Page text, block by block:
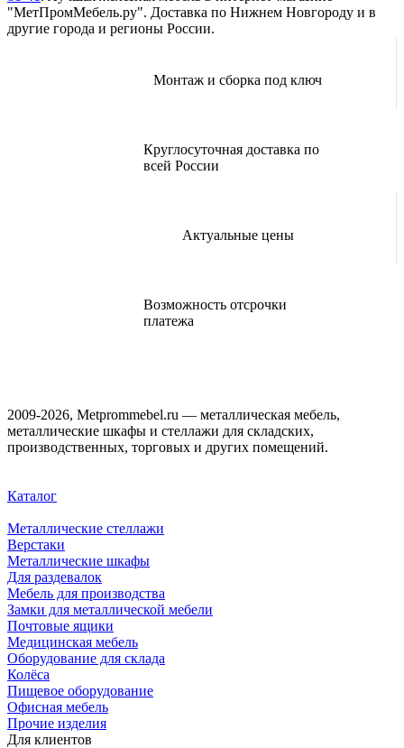
"МетПромМебель.ру". Доставка по Нижнем Новгороду и в
другие города и регионы России.
Монтаж и сборка под ключ
Круглосуточная доставка по
всей России
Актуальные цены
Возможность отсрочки
платежа
2009-2026, Metprommebel.ru — металлическая мебель,
металлические шкафы и стеллажи для складских,
производственных, торговых и других помещений.
Каталог
Металлические стеллажи
Верстаки
Металлические шкафы
Для раздевалок
Мебель для производства
Замки для металлической мебели
Почтовые ящики
Медицинская мебель
Оборудование для склада
Колёса
Пищевое оборудование
Офисная мебель
Прочие изделия
Для клиентов